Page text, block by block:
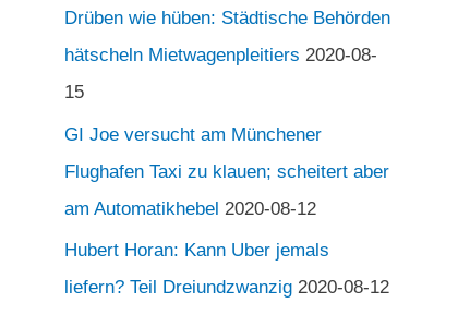
Drüben wie hüben: Städtische Behörden
hätscheln Mietwagenpleitiers 2020-08-
15
GI Joe versucht am Münchener
Flughafen Taxi zu klauen; scheitert aber
am Automatikhebel 2020-08-12
Hubert Horan: Kann Uber jemals
liefern? Teil Dreiundzwanzig 2020-08-12